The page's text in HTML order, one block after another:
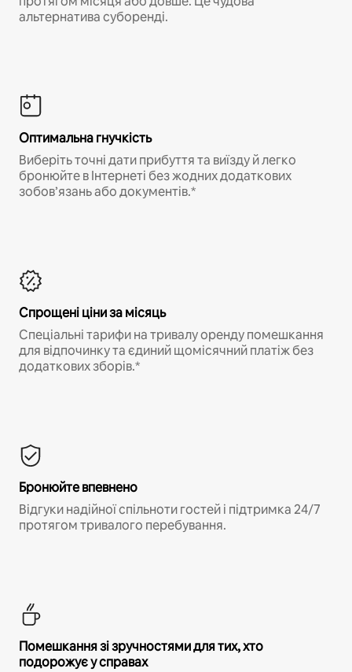
альтернатива суборенді.
Оптимальна гнучкість
Виберіть точні дати прибуття та виїзду й легко
бронюйте в Інтернеті без жодних додаткових
зобов’язань або документів.*
Спрощені ціни за місяць
Спеціальні тарифи на тривалу оренду помешкання
для відпочинку та єдиний щомісячний платіж без
додаткових зборів.*
Бронюйте впевнено
Відгуки надійної спільноти гостей і підтримка 24/7
протягом тривалого перебування.
Помешкання зі зручностями для тих, хто
подорожує у справах